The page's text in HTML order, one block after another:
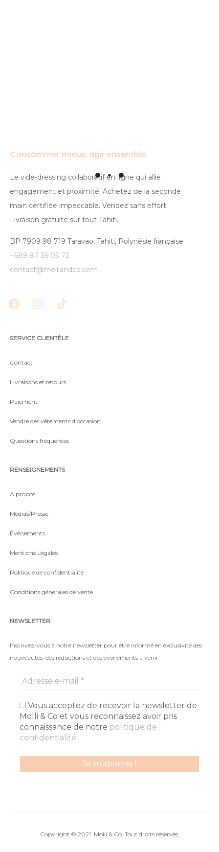
Consommer mieux, agir ensemble.
Le vide-dressing collaboratif en ligne qui allie
engagement et proximité. Achetez de la seconde
main certifiée impeccable. Vendez sans effort.
Livraison gratuite sur tout Tahiti.
BP 7909 98 719 Taravao, Tahiti, Polynésie française
+689 87 36 03 73
contact@molliandco.com
SERVICE CLIENTÈLE
Contact
Livraisons et retours
Paiement
Vendre des vêtements d’occasion
Questions fréquentes
RENSEIGNEMENTS
A propos
Médias/Presse
Évènements
Mentions Légales
Politique de confidentialité
Conditions générales de vente
NEWSLETTER
Inscrivez-vous à notre newsletter pour être informé en exclusivité des
nouveautés, des réductions et des évènements à venir.
Vous acceptez de recevoir la newsletter de
Molli & Co et vous reconnaissez avoir pris
connaissance de notre politique de
confidentialité.
Copyright © 2021. Molli & Co. Tous droits réservés.